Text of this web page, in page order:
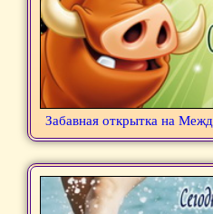
Забавная открытка на